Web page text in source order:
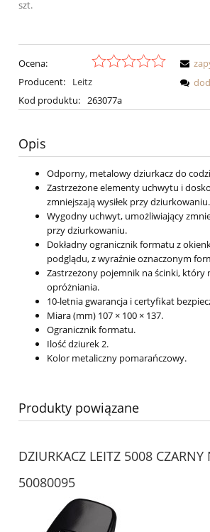
szt.
Ocena:
Producent:
Leitz
Kod produktu: 263077a
Opis
Odporny, metalowy dziurkacz do
Zastrzeżone elementy uchwytu i
zmniejszają wysiłek przy dziurkowaniu.
Wygodny uchwyt, umożliwiający
przy dziurkowaniu.
Dokładny ogranicznik formatu z
podglądu, z wyraźnie oznaczonym
Zastrzeżony pojemnik na ścinki, który
opróżniania.
10-letnia gwarancja i certyfikat
Miara (mm) 107 × 100 × 137.
Ogranicznik formatu.
Ilość dziurek 2.
Kolor metaliczny pomarańczowy.
Produkty powiązane
DZIURKACZ LEITZ 5008 CZARNY
50080095